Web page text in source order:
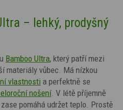
– lehký, prodyšný
Bamboo Ultra, který patří mezi
materiály vůbec. Má nízkou
vlastnosti a perfektně se
nošení. V létě příjemně
pomáhá udržet teplo. Prostě